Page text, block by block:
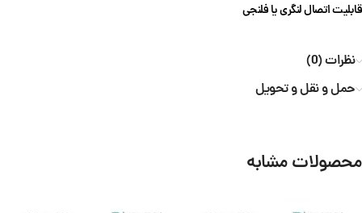
قابلیت اتصال لنگری یا فلنجی
نظرات (0)
حمل و نقل و تحویل
محصولات مشابه